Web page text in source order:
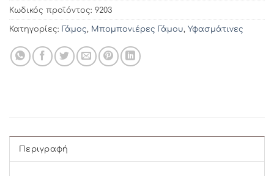
Κωδικός προϊόντος: 9203
Κατηγορίες: Γάμος, Μπομπονιέρες Γάμου, Υφασμάτινες
Περιγραφή